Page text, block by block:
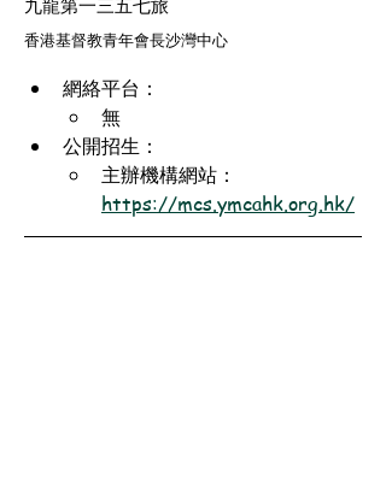
九龍第一三五七旅
香港基督教青年會長沙灣中心
網絡平台：
無
公開招生：
主辦機構網站：
https://mcs.ymcahk.org.hk/